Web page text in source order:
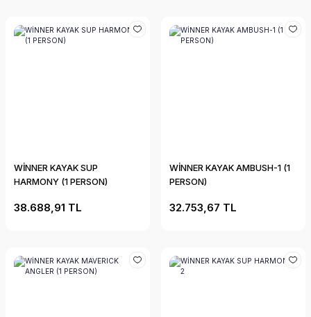
WİNNER KAYAK SUP
HARMONY (1 PERSON)
38.688,91 TL
WİNNER KAYAK AMBUSH-1 (1
PERSON)
32.753,67 TL